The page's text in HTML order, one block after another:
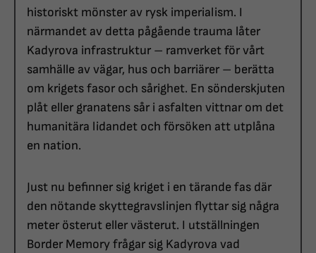
historiskt mönster av rysk imperialism. I
närmandet av detta pågående trauma låter
Kadyrova infrastruktur – ramverket för vårt
samhälle av vägar, hus och barriärer – berätta
om krigets fasor och sårighet. En sönderskjuten
plåt eller granatens sår i asfalten vittnar om det
humanitära lidandet och försöken att utplåna
en nation.
Just nu befinner sig kriget i en tärande fas där
den nötande skyttegravslinjen flyttar sig några
meter österut eller västerut. I utställningen
Border Memory frågar sig Kadyrova vad